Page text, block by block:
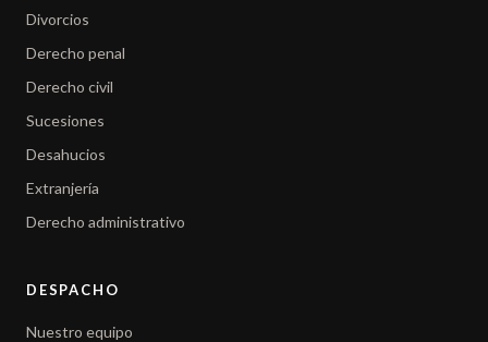
Divorcios
Derecho penal
Derecho civil
Sucesiones
Desahucios
Extranjería
Derecho administrativo
DESPACHO
Nuestro equipo